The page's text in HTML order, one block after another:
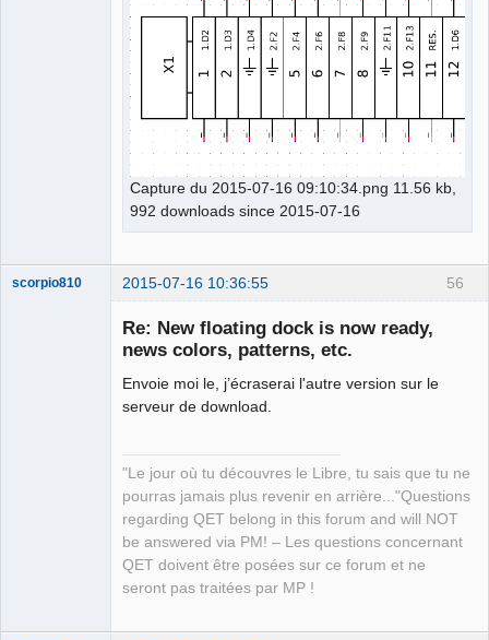
Capture du 2015-07-16 09:10:34.png 11.56 kb,
992 downloads since 2015-07-16
56
scorpio810 2015-07-16 10:36:55
Re: New floating dock is now ready,
news colors, patterns, etc.
Envoie moi le, j’écraserai l'autre version sur le
serveur de download.
"Le jour où tu découvres le Libre, tu sais que tu ne
pourras jamais plus revenir en arrière..."Questions
regarding QET belong in this forum and will NOT
be answered via PM! – Les questions concernant
QET doivent être posées sur ce forum et ne
seront pas traitées par MP !